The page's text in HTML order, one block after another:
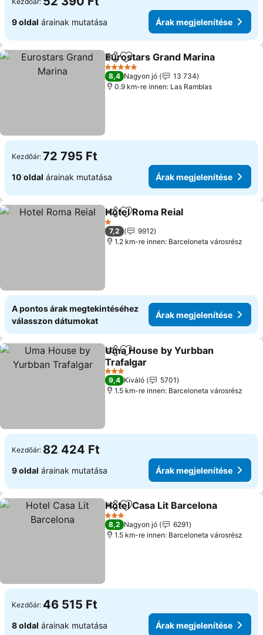
9 oldal árainak mutatása Árak megjelenítése
Megosztás
Hozzáadás a kedvencekhez
Eurostars Grand Marina
5 Kategória
8,4 Nagyon jó
13 734
0.9 km-re innen: Las Ramblas
Kezdőár: 72 795 Ft
10 oldal árainak mutatása Árak megjelenítése
Megosztás
Hozzáadás a kedvencekhez
Hotel Roma Reial
1 Kategória
7,2
9912
1.2 km-re innen: Barceloneta városrész
A pontos árak megtekintéséhez
válasszon dátumokat
Árak megjelenítése
Megosztás
Hozzáadás a kedvencekhez
Uma House by Yurbban
Trafalgar
Árak megjelenítése
3 Kategória
9,4 Kiváló
5701
1.5 km-re innen: Barceloneta városrész
Kezdőár: 82 424 Ft
9 oldal árainak mutatása Árak megjelenítése
Megosztás
Hozzáadás a kedvencekhez
Hotel Casa Lit Barcelona
3 Kategória
8,2 Nagyon jó
6291
1.5 km-re innen: Barceloneta városrész
Kezdőár: 46 515 Ft
8 oldal árainak mutatása Árak megjelenítése